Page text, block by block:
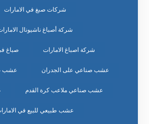
شركات صبغ في الامارات
شركة أصباغ ناشيونال
شركة اصباغ الامارات صباغ
عشب صناعي على الجدران عشب
عشب صناعي ملاعب كرة القدم
عشب طبيعي للبيع في